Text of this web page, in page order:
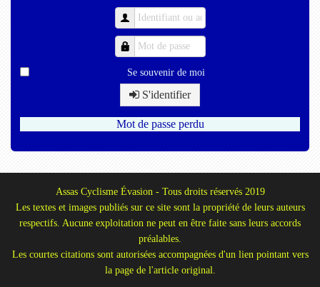
Se souvenir de moi
S'identifier
Mot de passe perdu
Assas Cyclisme Évasion - Tous droits réservés 2019
Les textes et images publiés sur ce site sont la propriété de leurs auteurs
respectifs. Aucune exploitation ne peut en être faite sans leurs accords
préalables.
Les courtes citations sont autorisées accompagnées d'un lien pointant vers
la page de l'article original.